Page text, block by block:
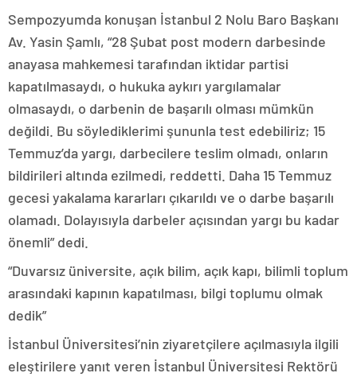
Sempozyumda konuşan İstanbul 2 Nolu Baro Başkanı
Av. Yasin Şamlı, “28 Şubat post modern darbesinde
anayasa mahkemesi tarafından iktidar partisi
kapatılmasaydı, o hukuka aykırı yargılamalar
olmasaydı, o darbenin de başarılı olması mümkün
değildi. Bu söylediklerimi şununla test edebiliriz; 15
Temmuz’da yargı, darbecilere teslim olmadı, onların
bildirileri altında ezilmedi, reddetti. Daha 15 Temmuz
gecesi yakalama kararları çıkarıldı ve o darbe başarılı
olamadı. Dolayısıyla darbeler açısından yargı bu kadar
önemli” dedi.
“Duvarsız üniversite, açık bilim, açık kapı, bilimli toplum
arasındaki kapının kapatılması, bilgi toplumu olmak
dedik”
İstanbul Üniversitesi’nin ziyaretçilere açılmasıyla ilgili
eleştirilere yanıt veren İstanbul Üniversitesi Rektörü